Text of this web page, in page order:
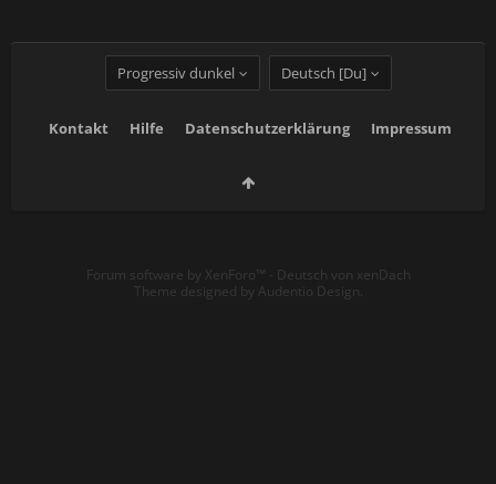
Progressiv dunkel Deutsch [Du]
Kontakt Hilfe Datenschutzerklärung Impressum
Forum software by XenForo™ - Deutsch von xenDach
Theme designed by Audentio Design.